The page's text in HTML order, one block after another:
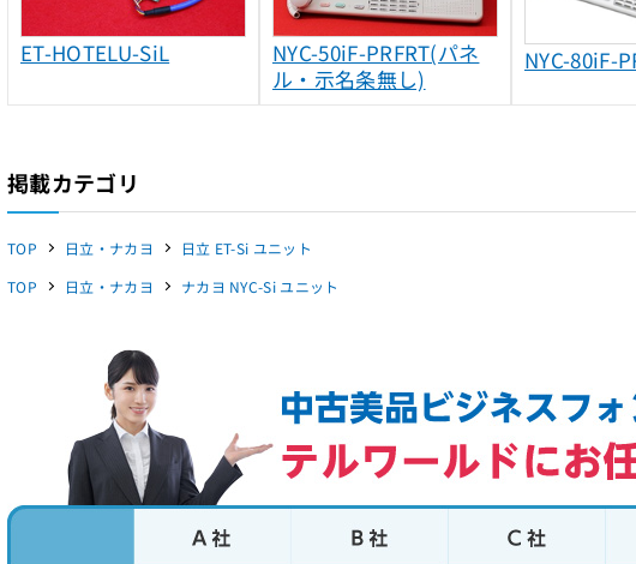
ET-HOTELU-SiL
NYC-50iF-PRFRT(パネ
ル・示名条無し)
NYC-80iF-
掲載カテゴリ
TOP 日立・ナカヨ
日立 ET-Si ユニット
TOP
日立・ナカヨ ナカヨ NYC-Si ユニット